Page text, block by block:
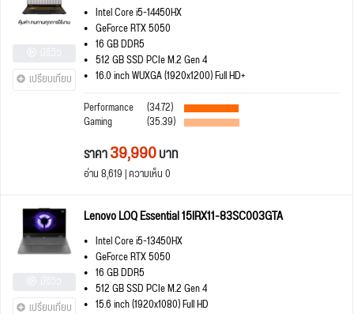
เปรียบเทียบ
Intel Core i5-14450HX
GeForce RTX 5050
16 GB DDR5
512 GB SSD PCIe M.2 Gen 4
16.0 inch WUXGA (1920x1200) Full HD+
Performance
(34.72)
Gaming (35.39)
ราคา39,990บาท
อ่าน 8,619 | ความเห็น 0
เปรียบเทียบ
Lenovo LOQ Essential 15IRX11-83SC003GTA
Intel Core i5-13450HX
GeForce RTX 5050
16 GB DDR5
512 GB SSD PCIe M.2 Gen 4
15.6 inch (1920x1080) Full HD